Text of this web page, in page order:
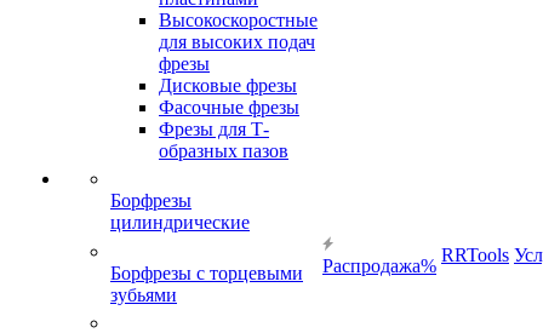
Высокоскоростные
для высоких подач
фрезы
Дисковые фрезы
Фасочные фрезы
Фрезы для Т-
образных пазов
Борфрезы
цилиндрические
Борфрезы с торцевыми
зубьями
Распродажа%
RRTools